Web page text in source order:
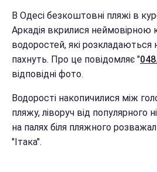
В Одесі безкоштовні пляжі в
Аркадія вкрилися неймовірною
водоростей, які розкладаються
пахнуть. Про це повідомляє "
відповідні фото.
Водорості накопичилися між
пляжу, ліворуч від популярного
на палях біля пляжного
"Ітака".